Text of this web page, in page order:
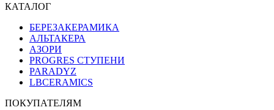
КАТАЛОГ
БЕРЕЗАКЕРАМИКА
АЛЬТАКЕРА
АЗОРИ
PROGRES СТУПЕНИ
PARADYZ
LBCERAMICS
ПОКУПАТЕЛЯМ